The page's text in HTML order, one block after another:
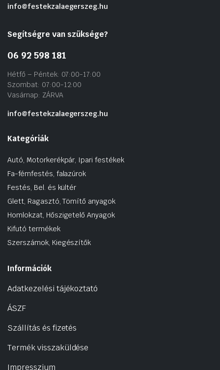
info@festekzalaegerszeg.hu
Segítségre van szüksége?
06 92 598 181
Hétfő – Péntek: 07:00-17:00
Szombat: 07:00-12:00
Vasárnap: ZÁRVA
info@festekzalaegerszeg.hu
Kategóriák
Autó, Motorkerékpár, Ipari festékek
Fa-fémfestés, falazúrok
Festés, Bel. és kültér
Glett, Ragasztó, Tömítő anyagok
Homlokzat, Hőszigetelő Anyagok
Kifutó termékek
Szerszámok, Kiegészítők
Információk
Adatkezelési tájékoztató
ÁSZF
Szállítás és fizetés
Termék visszaküldése
Impresszium